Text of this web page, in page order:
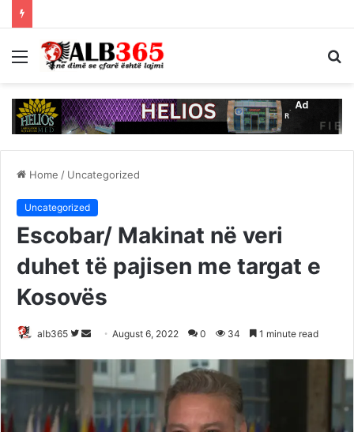
Menu
Home / Uncategorized
Uncategorized
Escobar/ Makinat në veri
duhet të pajisen me targat e
Kosovës
alb365
Follow
Twitter
Send
email
August 6, 2022 0 34 1 minute read